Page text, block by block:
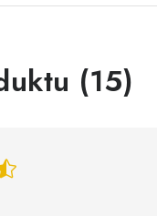
(15)